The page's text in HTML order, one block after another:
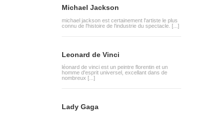
Michael Jackson
michael jackson est certainement l'artiste le plus
connu de l'histoire de l'industrie du spectacle. [...]
Leonard de Vinci
léonard de vinci est un peintre florentin et un
homme d'esprit universel, excellant dans de
nombreux [...]
Lady Gaga